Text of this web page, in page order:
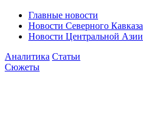
Главные новости
Новости Северного Кавказа
Новости Центральной Азии
Аналитика Статьи
Сюжеты